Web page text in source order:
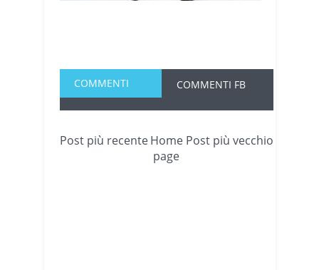
COMMENTI COMMENTI FB
Post più recente Post più vecchio
Home
page